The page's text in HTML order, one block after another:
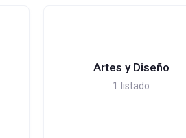
Artes y Diseño
1 listado